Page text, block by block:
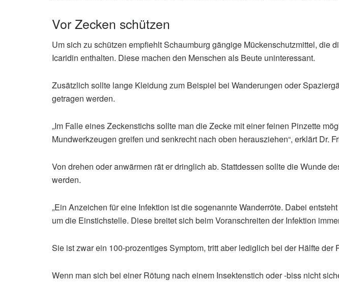
Vor Zecken schützen
Um sich zu schützen empfiehlt Schaumburg gängige Mückenschutzmittel, die
Icaridin enthalten. Diese machen den Menschen als Beute uninteressant.
Zusätzlich sollte lange Kleidung zum Beispiel bei Wanderungen oder
getragen werden.
„Im Falle eines Zeckenstichs sollte man die Zecke mit einer feinen Pinzette
Mundwerkzeugen greifen und senkrecht nach oben herausziehen“, erklärt Dr.
Von drehen oder anwärmen rät er dringlich ab. Stattdessen sollte die Wunde
werden.
„Ein Anzeichen für eine Infektion ist die sogenannte Wanderröte. Dabei
um die Einstichstelle. Diese breitet sich beim Voranschreiten der Infektion
Sie ist zwar ein 100-prozentiges Symptom, tritt aber lediglich bei der Hälfte der
Wenn man sich bei einer Rötung nach einem Insektenstich oder -biss nicht